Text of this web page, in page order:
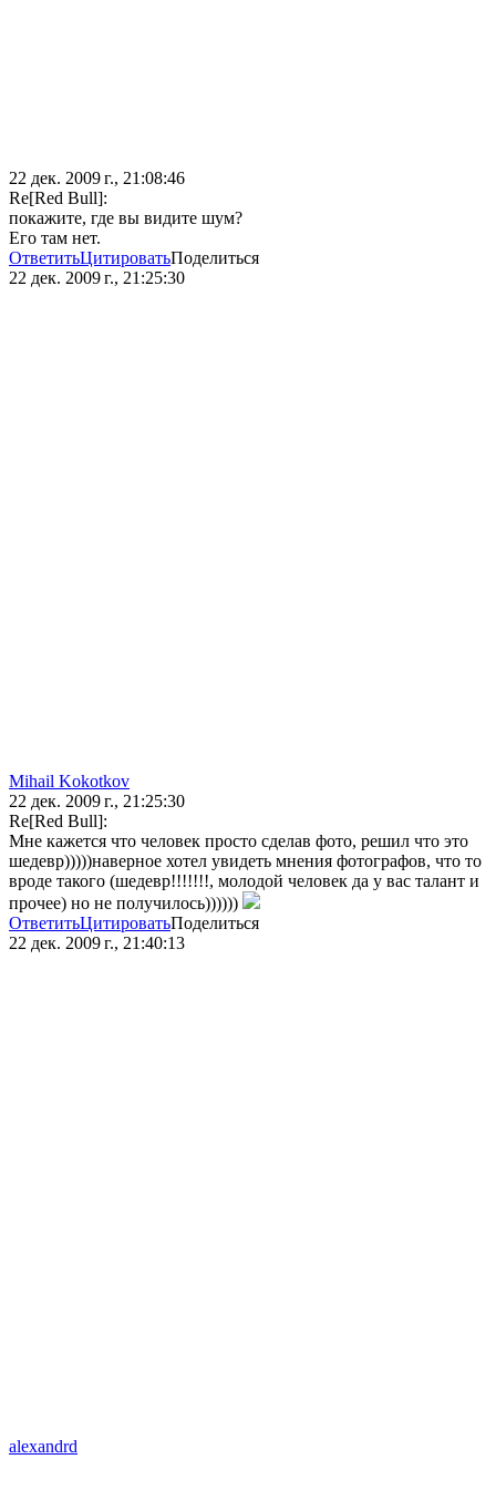
22 дек. 2009 г., 21:08:46
Re[Red Bull]:
покажите, где вы видите шум?
Его там нет.
ОтветитьЦитироватьПоделиться
22 дек. 2009 г., 21:25:30
Mihail Kokotkov
22 дек. 2009 г., 21:25:30
Re[Red Bull]:
Мне кажется что человек просто сделав фото, решил что это
шедевр)))))наверное хотел увидеть мнения фотографов, что то
вроде такого (шедевр!!!!!!!, молодой человек да у вас талант и
прочее) но не получилось))))))
ОтветитьЦитироватьПоделиться
22 дек. 2009 г., 21:40:13
alexandrd